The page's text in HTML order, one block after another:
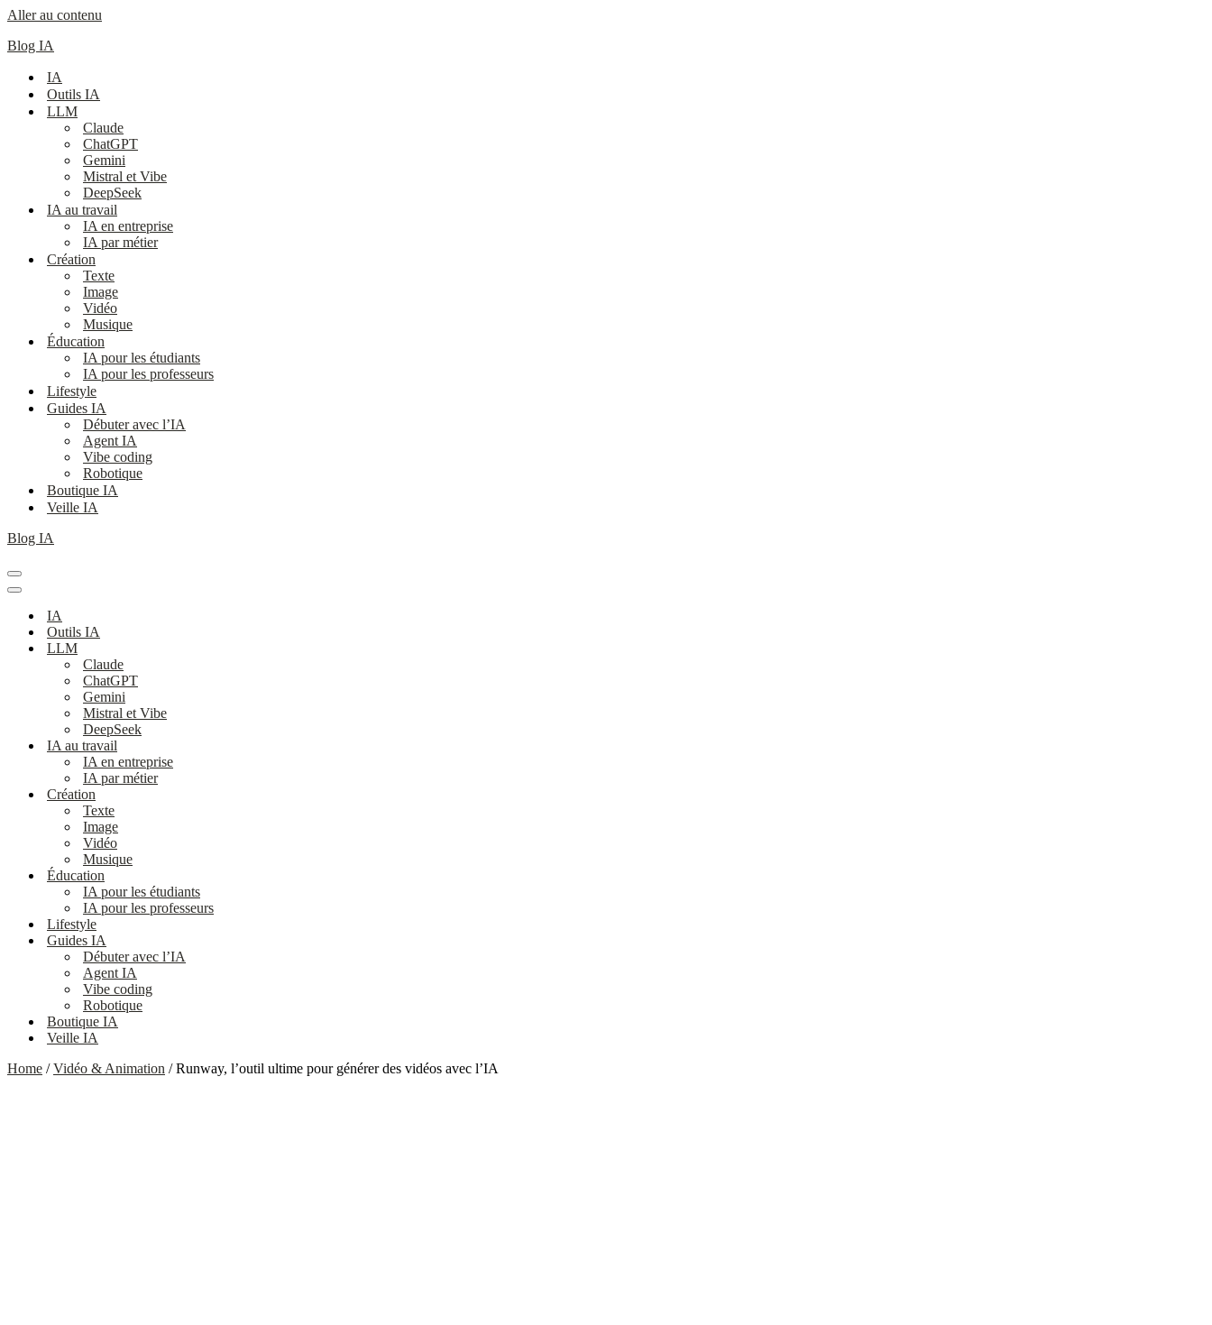
Aller au contenu
Blog IA
IA
Outils IA
LLM
Claude
ChatGPT
Gemini
Mistral et Vibe
DeepSeek
IA au travail
IA en entreprise
IA par métier
Création
Texte
Image
Vidéo
Musique
Éducation
IA pour les étudiants
IA pour les professeurs
Lifestyle
Guides IA
Débuter avec l’IA
Agent IA
Vibe coding
Robotique
Boutique IA
Veille IA
Blog IA
Menu
de
Menu
navigation
IA
Outils IA
LLM
Claude
ChatGPT
Gemini
Mistral et Vibe
DeepSeek
IA au travail
IA en entreprise
IA par métier
Création
Texte
Image
Vidéo
Musique
Éducation
IA pour les étudiants
IA pour les professeurs
Lifestyle
Guides IA
Débuter avec l’IA
Agent IA
Vibe coding
Robotique
Boutique IA
Veille IA
Home /Vidéo & Animation / Runway, l’outil ultime pour générer des vidéos avec l’IA